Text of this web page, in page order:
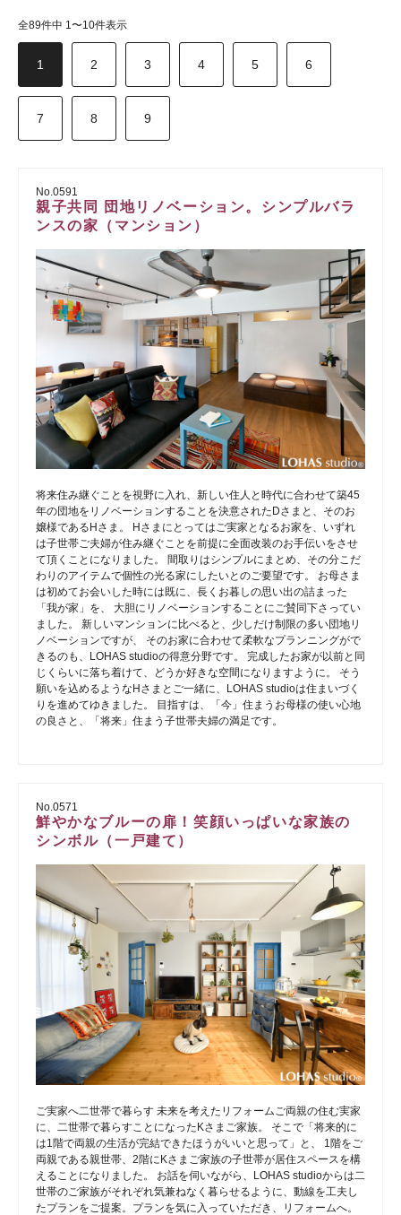
全89件中 1〜10件表示
1 2 3 4 5 6
7 8 9
No.0591
親子共同 団地リノベーション。シンプルバラ
ンスの家（マンション）
将来住み継ぐことを視野に入れ、新しい住人と時代に合わせて築45
年の団地をリノベーションすることを決意されたDさまと、そのお
嬢様であるHさま。 Hさまにとってはご実家となるお家を、いずれ
は子世帯ご夫婦が住み継ぐことを前提に全面改装のお手伝いをさせ
て頂くことになりました。 間取りはシンプルにまとめ、その分こだ
わりのアイテムで個性の光る家にしたいとのご要望です。 お母さま
は初めてお会いした時には既に、長くお暮しの思い出の詰まった
「我が家」を、 大胆にリノベーションすることにご賛同下さってい
ました。 新しいマンションに比べると、少しだけ制限の多い団地リ
ノベーションですが、 そのお家に合わせて柔軟なプランニングがで
きるのも、LOHAS studioの得意分野です。 完成したお家が以前と同
じくらいに落ち着けて、どうか好きな空間になりますように。 そう
願いを込めるようなHさまとご一緒に、LOHAS studioは住まいづく
りを進めてゆきました。 目指すは、「今」住まうお母様の使い心地
の良さと、「将来」住まう子世帯夫婦の満足です。
No.0571
鮮やかなブルーの扉！笑顔いっぱいな家族の
シンボル（一戸建て）
ご実家へ二世帯で暮らす 未来を考えたリフォームご両親の住む実家
に、二世帯で暮らすことになったKさまご家族。 そこで「将来的に
は1階で両親の生活が完結できたほうがいいと思って」と、 1階をご
両親である親世帯、2階にKさまご家族の子世帯が居住スペースを構
えることになりました。 お話を伺いながら、LOHAS studioからは二
世帯のご家族がそれぞれ気兼ねなく暮らせるように、動線を工夫し
たプランをご提案。プランを気に入っていただき、リフォームへ。